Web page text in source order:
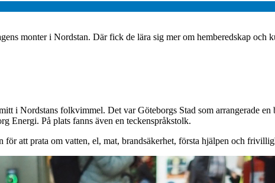
monter i Nordstan. Där fick de lära sig mer om hemberedskap
i Nordstans folkvimmel. Det var Göteborgs Stad som arrangerade
Energi. På plats fanns även en teckenspråkstolk.
att prata om vatten, el, mat, brandsäkerhet, första hjälpen och